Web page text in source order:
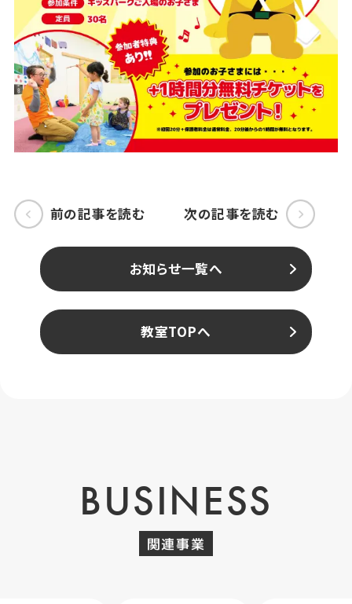
前の記事を読む 次の記事を読む
お知らせ一覧へ
教室TOPへ
BUSINESS
関連事業